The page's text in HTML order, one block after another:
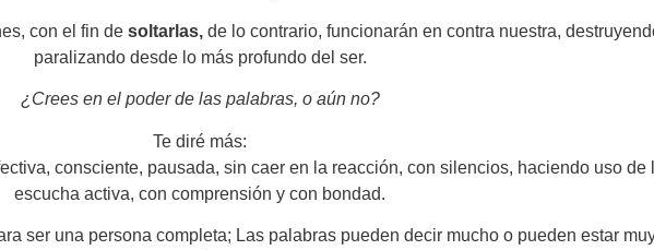
con el fin desoltarlas,de lo contrario, funcionarán en contra nuestra,
paralizando desde lo más profundo del ser.
¿Crees en el poder de las palabras, o aún no?
Te diré más:
consciente, pausada, sin caer en la reacción, con silencios, haciendo uso de
escucha activa, con comprensión y con bondad.
ser una persona completa; Las palabras pueden decir mucho o pueden estar